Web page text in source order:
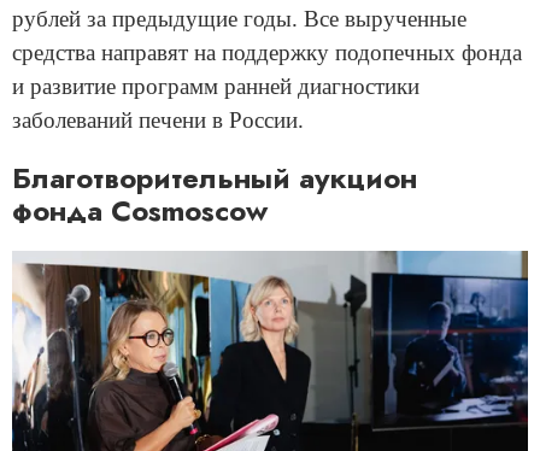
рублей за предыдущие годы. Все вырученные
средства направят на поддержку подопечных фонда
и развитие программ ранней диагностики
заболеваний печени в России.
Благотворительный аукцион
фонда Cosmoscow